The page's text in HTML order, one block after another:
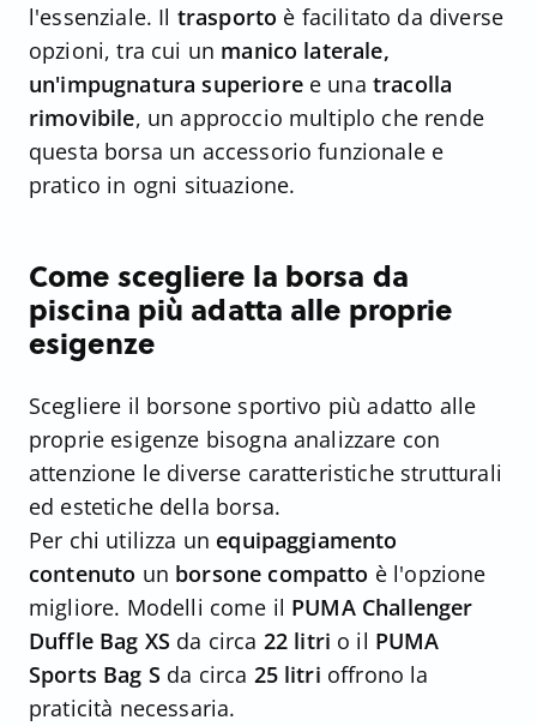
l'essenziale. Il trasporto è facilitato da diverse
opzioni, tra cui un manico laterale,
un'impugnatura superioree una tracolla
rimovibile, un approccio multiplo che rende
questa borsa un accessorio funzionale e
pratico in ogni situazione.
Come scegliere la borsa da
piscina più adatta alle proprie
esigenze
Scegliere il borsone sportivo più adatto alle
proprie esigenze bisogna analizzare con
attenzione le diverse caratteristiche strutturali
ed estetiche della borsa.
Per chi utilizza un equipaggiamento
contenuto un borsone compatto è l'opzione
migliore. Modelli come il PUMA Challenger
Duffle Bag XS da circa 22 litri o il PUMA
Sports Bag S da circa 25 litri offrono la
praticità necessaria.